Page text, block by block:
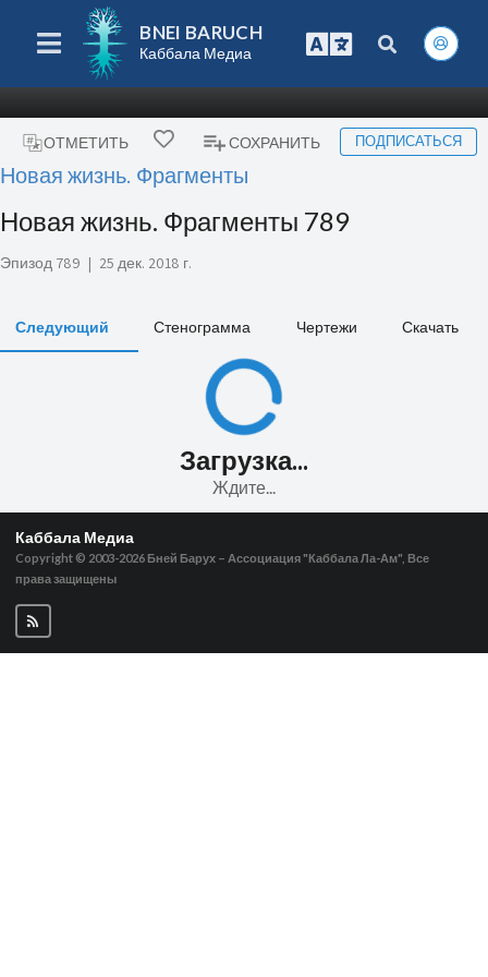
BNEI BARUCH
Каббала Медиа
ОТМЕТИТЬ СОХРАНИТЬ ПОДПИСАТЬСЯ
Новая жизнь. Фрагменты
Новая жизнь. Фрагменты 789
Эпизод 789 | 25 дек. 2018 г.
Следующий Стенограмма Чертежи Скачать
Загрузка...
Ждите...
Каббала Медиа
Copyright © 2003-2026 Бней Барух – Ассоциация "Каббала Ла-Ам", Все
права защищены